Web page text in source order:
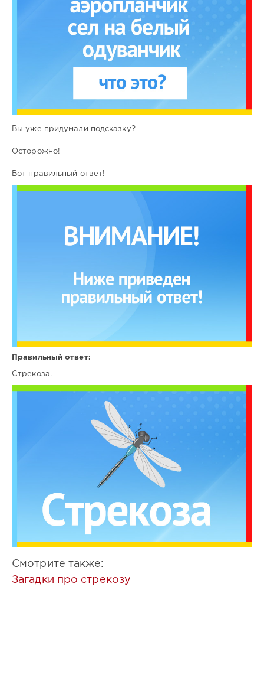
Вы уже придумали подсказку?
Осторожно!
Вот правильный ответ!
Правильный ответ:
Стрекоза.
Смотрите также:
Загадки про стрекозу